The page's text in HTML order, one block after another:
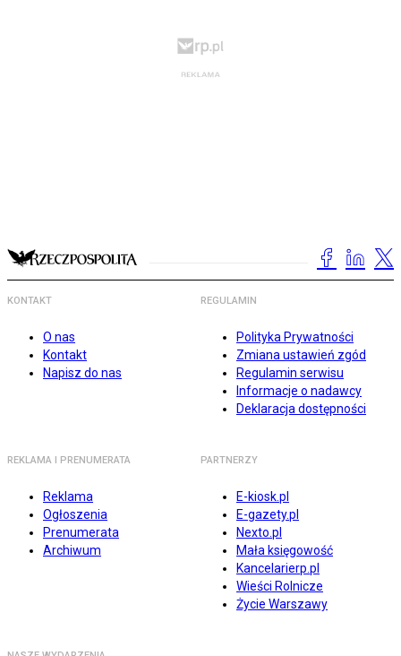
KONTAKT
O nas
Kontakt
Napisz do nas
REGULAMIN
Polityka Prywatności
Zmiana ustawień zgód
Regulamin serwisu
Informacje o nadawcy
Deklaracja dostępności
REKLAMA I PRENUMERATA
Reklama
Ogłoszenia
Prenumerata
Archiwum
PARTNERZY
E-kiosk.pl
E-gazety.pl
Nexto.pl
Mała księgowość
Kancelarierp.pl
Wieści Rolnicze
Życie Warszawy